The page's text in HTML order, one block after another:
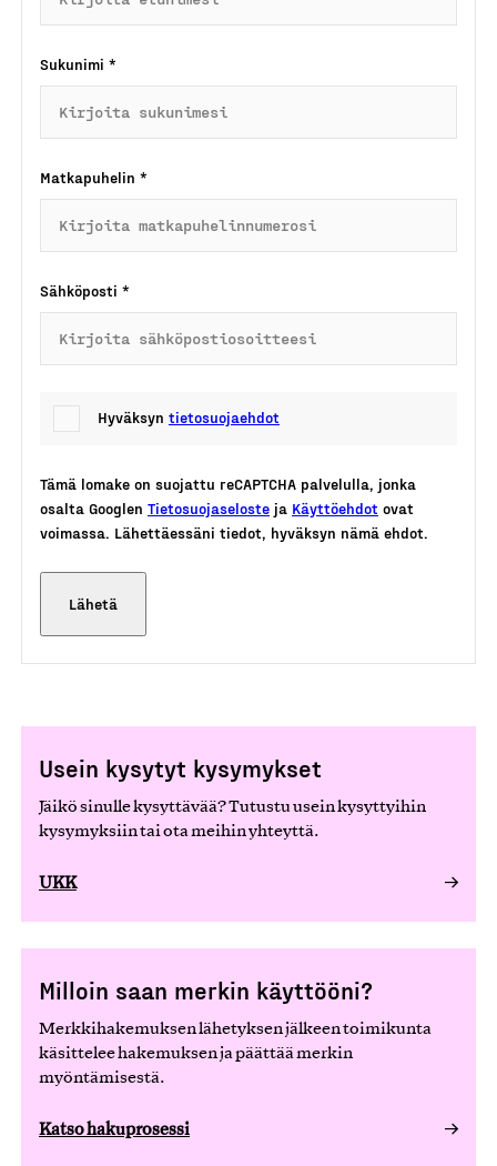
Sukunimi *
Matkapuhelin *
Sähköposti *
Hyväksyn tietosuojaehdot
Tämä lomake on suojattu reCAPTCHA palvelulla, jonka
osalta Googlen Tietosuojaseloste ja Käyttöehdot ovat
voimassa. Lähettäessäni tiedot, hyväksyn nämä ehdot.
Usein kysytyt kysymykset
Jäikö sinulle kysyttävää? Tutustu usein kysyttyihin
kysymyksiin tai ota meihin yhteyttä.
UKK
Milloin saan merkin käyttööni?
Merkkihakemuksen lähetyksen jälkeen toimikunta
käsittelee hakemuksen ja päättää merkin
myöntämisestä.
Katso hakuprosessi